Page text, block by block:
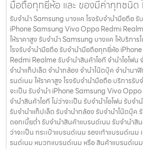
มือถือทุกยี่ห้อ และ ของมีค่าทุกชนิด
รับจำนำ Samsung บางแค โรงรับจำนำมือถือ
iPhone Samsung Vivo Oppo Redmi
ให้ราคาสูง รับจำนำ Samsung บางแค ให้บริกา
โรงรับจำนำมือถือ รับจำนำมือถือทุกยี่ห้อ
Redmi Realme รับจำนำสินค้าไอที จำนำไอโฟน
จำนำแท็ปเล็ต จำนำกล้อง จำนำโน๊ตบุ๊ค จำนำนา
รนด์เนม ให้ราคาสูง โรงรับจำนำมือถือ บริการรั
จะเป็น รับจำนำ iPhone Samsung Vivo
จำนำสินค้าไอที ไม่ว่าจะเป็น รับจำนำไอโฟน รับจ
รับจำนำแท็ปเล็ต รับจำนำกล้อง รับจำนำโน๊ตบุ๊ค
ดอกเบี้ยต่ำ รับจำนำสินค้าแบรนด์เนม รับจำนำสิ
ว่าจะเป็น กระเป๋าแบรนด์เนม รองเท้าแบรนด์เน
รนด์เนม หมวกแบรนด์เนม หรือ สินค้าแบรนด์เน